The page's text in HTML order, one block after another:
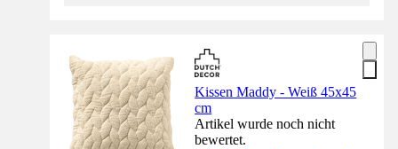
Kissen Maddy - Weiß 45x45
cm
Artikel wurde noch nicht
bewertet.